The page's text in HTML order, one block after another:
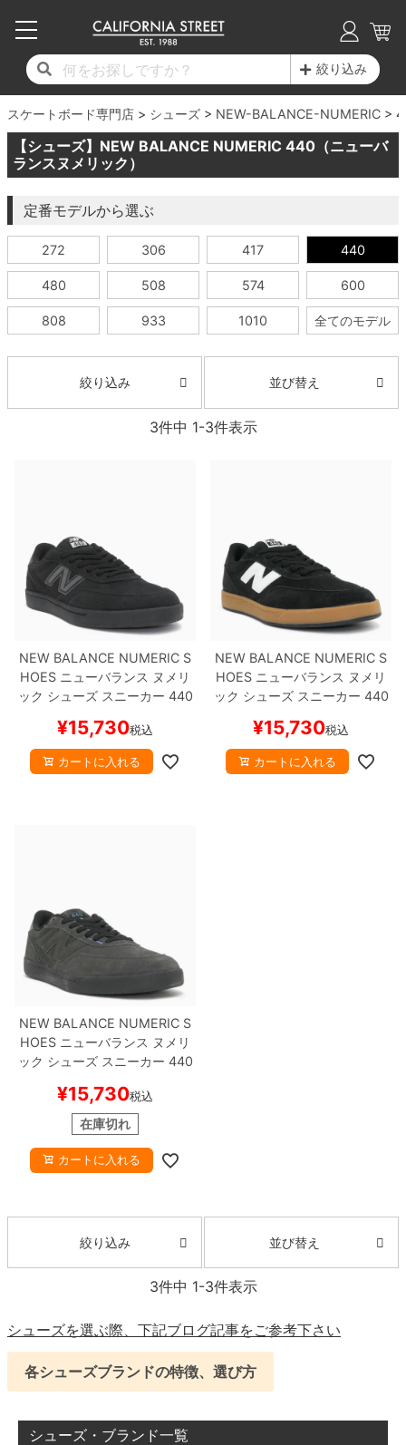
絞り込み
スケートボード専門店 シューズ NEW-BALANCE-NUMERIC
【シューズ】NEW BALANCE NUMERIC 440（ニューバ
ランスヌメリック）
定番モデルから選ぶ
272 306 417 440
480 508 574 600
808 933 1010 全てのモデル
絞り込み 並び替え
3件中 1-3件表示
NEW BALANCE NUMERIC S
HOES ニューバランス ヌメリ
ック シューズ スニーカー 440
スケートボード スケボー
¥15,730税込
カートに入れる
NEW BALANCE NUMERIC S
HOES ニューバランス ヌメリ
ック シューズ スニーカー 440
スケートボード スケボー
¥15,730税込
カートに入れる
NEW BALANCE NUMERIC S
HOES ニューバランス ヌメリ
ック シューズ スニーカー 440
スケートボード スケボー
¥15,730税込
在庫切れ
カートに入れる
絞り込み 並び替え
3件中 1-3件表示
シューズを選ぶ際、下記ブログ記事をご参考下さい
各シューズブランドの特徴、選び方
シューズ・ブランド一覧
17時までのご注文は当日発送！
11,000円以上で送料無料！
毎月1日はポイント5倍！10日と20日は3倍！
コンプリートセット（完成品）
デッキ
17時までのご注文は当日発送！
11,000円以上で送料無料！
毎月1日はポイント5倍！10日と20日は3倍！
デッキ新着一覧
デッキブランド一覧（全てのデッキ）
サイズからデッキを選ぶ
子供用デッキ
7.0inch以下
7.2inch
7.3inch
7.5inch
7.6inch
8.2inch
8.3inch
8.4inch
8.5inch
8.6inch
9.0inch以上
シェイプデッキ
高性能デッキ
トラック
17時までのご注文は当日発送！
11,000円以上で送料無料！
毎月1日はポイント5倍！10日と20日は3倍！
トラック新着一覧
トラックブランド一覧（全てのトラック）
適合デッキサイズから選ぶ
7.0inch以下
7.2inch
7.3inch
7.5inch
7.6inch
7.7inch
8.3inch
8.4inch
8.5inch
8.6inch
8.7inch
ウィール
17時までのご注文は当日発送！
11,000円以上で送料無料！
毎月1日はポイント5倍！10日と20日は3倍！
ウィール新着一覧
ウィールブランド一覧（全てのウィール）
ウィールをサイズから選ぶ
50mm
51mm
52mm
53mm
54mm
55mm
62mm
63mm
64mm
65mm
70mm
スピットファイヤー F4（フォーミュラフォ
ー）
ボーンズ STF（エスティーエフ）
足回りセット（トラック・ウィールセット）
ヘルメット・パッド
練習用アイテム（初心者におすすめ）
スケートケース・バッグ
メディア（雑誌・DVD・CD）
17時までのご注文は当日発送！
11,000円以上で送料無料！
毎月1日はポイント5倍！10日と20日は3倍！
シューズ新着一覧
シューズブランド一覧
シューズをサイズから選ぶ
20cm
21cm
22cm
22.5cm
23cm
23.5cm
26.5cm
27.5cm
28.5cm
サンダル
シューレース・その他
17時までのご注文は当日発送！
11,000円以上で送料無料！
毎月1日はポイント5倍！10日と20日は3倍！
Tシャツ
ロングスリーブTシャツ
ジャケット
パーカー
7分袖シャツ・ラグラン
半袖シャツ
キャップ
ソックス
アンダーウエア
サイズの測り方
17時までのご注文は当日発送！
11,000円以上で送料無料！
毎月1日はポイント5倍！10日と20日は3倍！
最新ブログ一覧
カテゴリー
17時までのご注文は当日発送！
11,000円以上で送料無料！
毎月1日はポイント5倍！10日と20日は3倍！
初心者の方へ
商品情報
徹底解析
スタッフおすすめアイテム
17時までのご注文は当日発送！
11,000円以上で送料無料！
毎月1日はポイント5倍！10日と20日は3倍！
店舗情報
ショップライダー紹介
スタッフ紹介
カリフォルニアストリートの歴史
プライバシーポリシー
特定商取引法に基づく表記